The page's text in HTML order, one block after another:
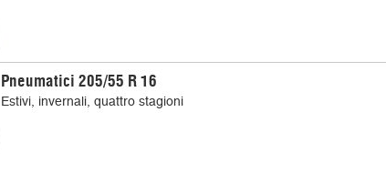
Pneumatici 205/55 R 16
Estivi, invernali, quattro stagioni